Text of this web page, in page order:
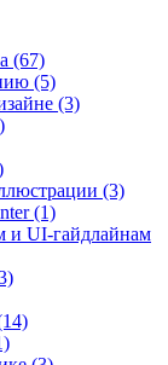
(67)
(5)
(3)
(3)
(1)
и UI-гайдлайнам